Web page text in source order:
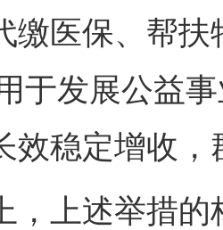
缴医保、帮
于发展公益
效稳定增收
上述举措的